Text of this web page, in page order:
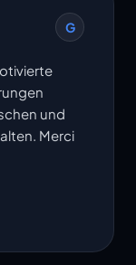
G
und
Merci